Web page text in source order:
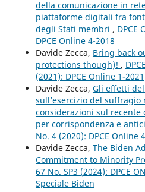
della comunicazione in
piattaforme digitali fra
degli Stati membri , DPCE
DPCE Online 4-2018
Davide Zecca, Bring back
protections though)! ,
(2021): DPCE Online 1-2021
Davide Zecca, Gli effetti
sull’esercizio del suffragio
considerazioni sul recente
per corrispondenza e
No. 4 (2020): DPCE Online
Davide Zecca, The Biden
Commitment to Minority
67 No. SP3 (2024): DPCE
Speciale Biden